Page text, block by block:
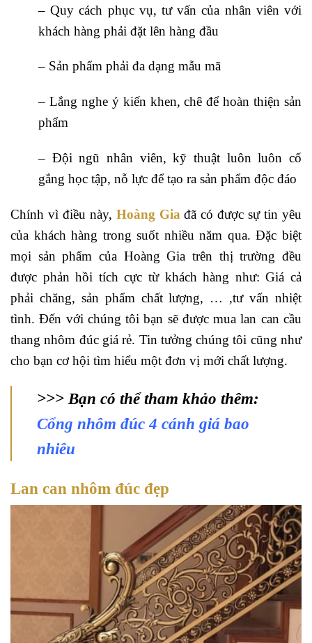
– Quy cách phục vụ, tư vấn của nhân viên với
khách hàng phải đặt lên hàng đầu
– Sản phẩm phải đa dạng mẫu mã
– Lắng nghe ý kiến khen, chê để hoàn thiện sản
phẩm
– Đội ngũ nhân viên, kỹ thuật luôn luôn cố
gắng học tập, nỗ lực để tạo ra sản phẩm độc đáo
Chính vì điều này, Hoàng Gia đã có được sự tin yêu
của khách hàng trong suốt nhiều năm qua. Đặc biệt
mọi sản phẩm của Hoàng Gia trên thị trường đều
được phản hồi tích cực từ khách hàng như: Giá cả
phải chăng, sản phẩm chất lượng, … ,tư vấn nhiệt
tình. Đến với chúng tôi bạn sẽ được mua lan can cầu
thang nhôm đúc giá rẻ. Tin tưởng chúng tôi cũng như
cho bạn cơ hội tìm hiểu một đơn vị mới chất lượng.
>>> Bạn có thể tham khảo thêm:
Cổng nhôm đúc 4 cánh giá bao
nhiêu
Lan can nhôm đúc đẹp